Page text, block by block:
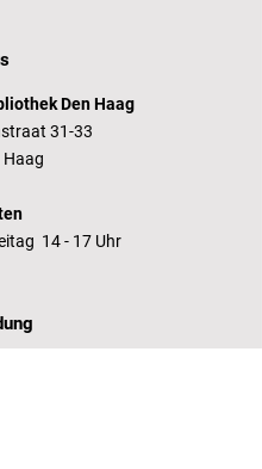
bijdrage.
doen? Meld je dan vooraf
bibliotheek.nl
Den Haag
31-33
Haag
14 - 17 Uhr